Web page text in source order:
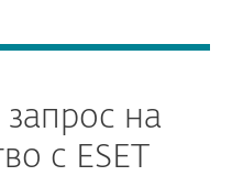
на
с ESET